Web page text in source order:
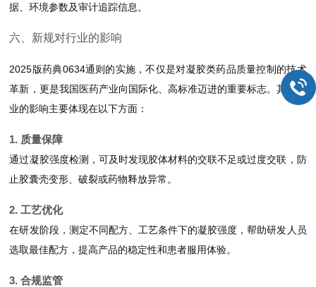
据、环境参数及审计追踪信息。
六、新规对行业的影响
2025版药典0634通则的实施，不仅是对凝胶类药品质量控制的技术
革新，更是我国医药产业向国际化、高标准迈进的重要标志。其对行
业的影响主要体现在以下方面：
1. 质量保障
通过凝胶强度检测，可及时发现胶体材料的交联不足或过度交联，防
止胶囊壳变形、破裂或药物释放异常。
2. 工艺优化
在研发阶段，测定不同配方、工艺条件下的凝胶强度，帮助研发人员
选取最佳配方，提高产品的稳定性和患者服用体验。
3. 合规监管